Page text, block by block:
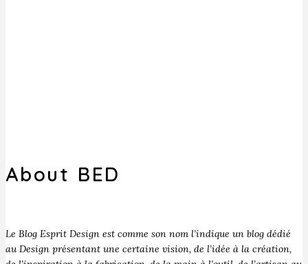
About BED
Le Blog Esprit Design est comme son nom l’indique un blog dédié
au Design présentant une certaine vision, de l’idée à la création,